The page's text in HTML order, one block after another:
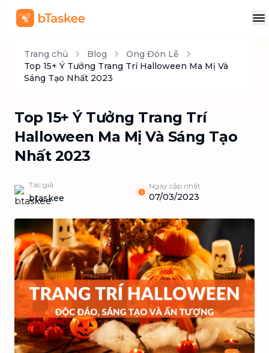
Trang chủ Blog
Ong Đón Lễ
Top 15+ Ý Tưởng Trang Trí Halloween Ma Mị Và
Sáng Tạo Nhất 2023
Top 15+ Ý Tưởng Trang Trí
Halloween Ma Mị Và Sáng Tạo
Nhất 2023
Tác giả
btaskee
Ngày cập nhật
07/03/2023